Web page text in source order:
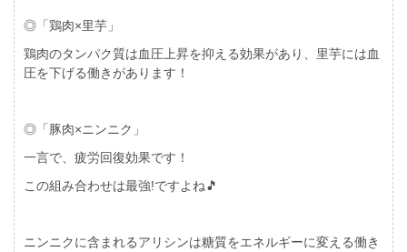
◎「鶏肉×里芋」
鶏肉のタンパク質は血圧上昇を抑える効果があり、里芋には血
圧を下げる働きがあります！
◎「豚肉×ニンニク」
一言で、疲労回復効果です！
この組み合わせは最強!ですよね🎵
ニンニクに含まれるアリシンは糖質をエネルギーに変える働き